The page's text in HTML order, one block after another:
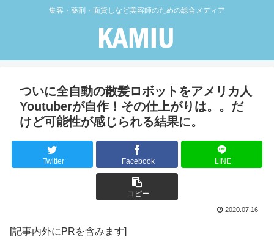
集客・薬剤・面貸しなど美容師のための総合メディア
ついに全自動の散髪ロボットをアメリカ人
Youtuberが自作！その仕上がりは。。だ
けど可能性が感じられる結果に。
Twitter Facebook LINE
コピー
2020.07.16
[記事内外にPRを含みます]